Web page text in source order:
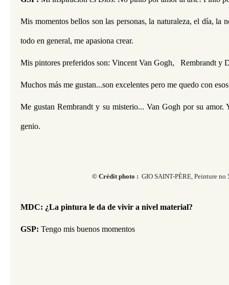
Mis momentos bellos son las personas, la naturaleza, el día, la
todo en general, me apasiona crear.
Mis pintores preferidos son: Vincent Van Gogh,   Rembrandt y
Muchos más me gustan...son excelentes pero me quedo con
Me gustan Rembrandt y su misterio... Van Gogh por su
genio.
© Crédit photo : GIO SAINT-PÈRE, Peinture no
MDC: ¿La pintura le da de vivir a nivel material?
GSP: Tengo mis buenos momentos